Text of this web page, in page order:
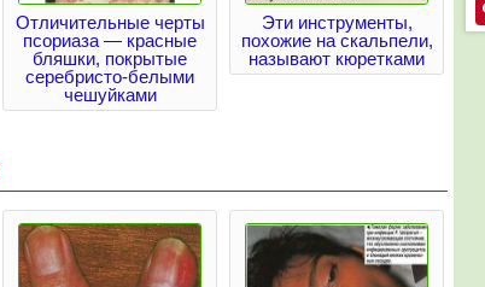
Отличительные черты
псориаза — красные
бляшки, покрытые
серебристо-белыми
чешуйками
Эти инструменты,
похожие на скальпели,
называют кюретками